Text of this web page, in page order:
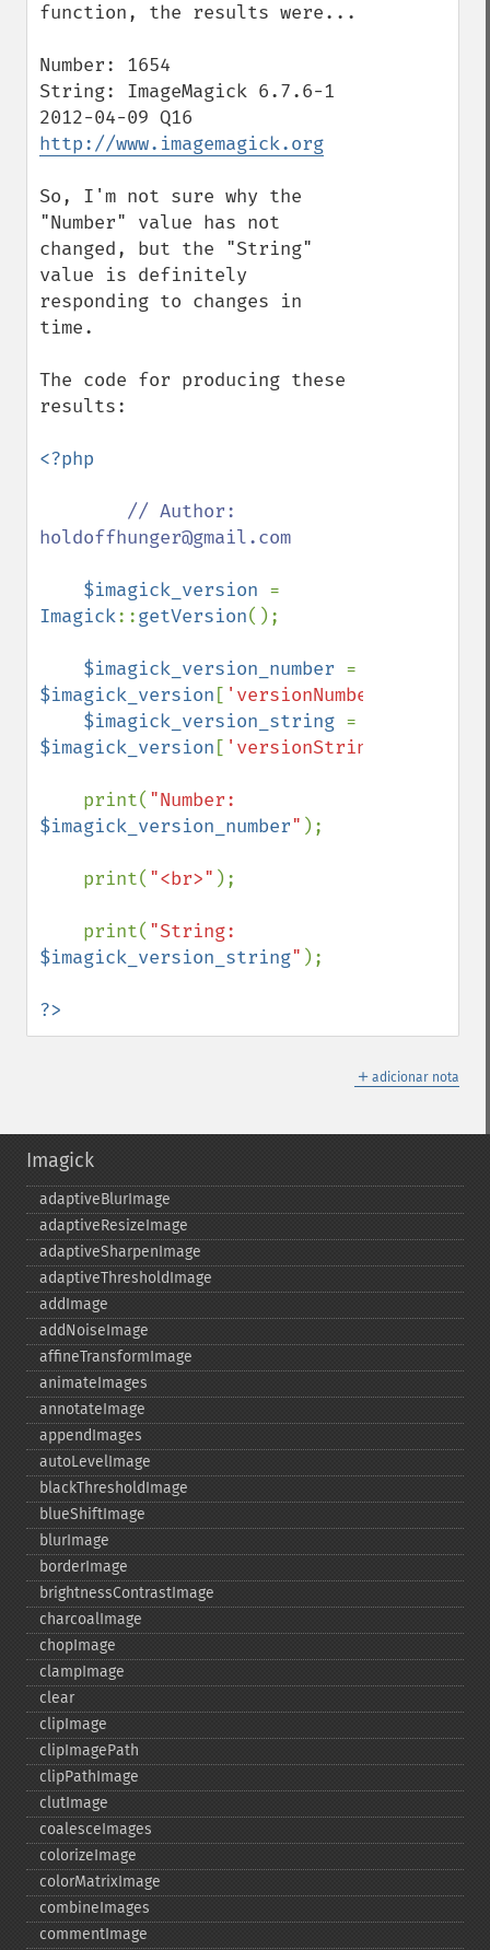
function, the results were...
Number: 1654
String: ImageMagick 6.7.6-1
http://www.imagemagick.org
So, I'm not sure why the
"Number" value has not
changed, but the "String"
value is definitely
responding to changes in
time.
The code for producing these
results:
<?php
// Author:
holdoffhunger@gmail.com
$imagick_version
Imagick::getVersion();
$imagick_version_number
$imagick_version [ 'versionNumber'
$imagick_version_string
$imagick_version [ 'versionString'
    print(
$imagick_version_number" );
    print(
"<br>" );
    print(
$imagick_version_string" );
?>
＋ adicionar nota
Imagick
adaptiveBlurImage
adaptiveResizeImage
adaptiveSharpenImage
adaptiveThresholdImage
addImage
addNoiseImage
affineTransformImage
animateImages
annotateImage
appendImages
autoLevelImage
blackThresholdImage
blueShiftImage
blurImage
borderImage
brightnessContrastImage
charcoalImage
chopImage
clampImage
clear
clipImage
clipImagePath
clipPathImage
clutImage
coalesceImages
colorizeImage
colorMatrixImage
combineImages
commentImage